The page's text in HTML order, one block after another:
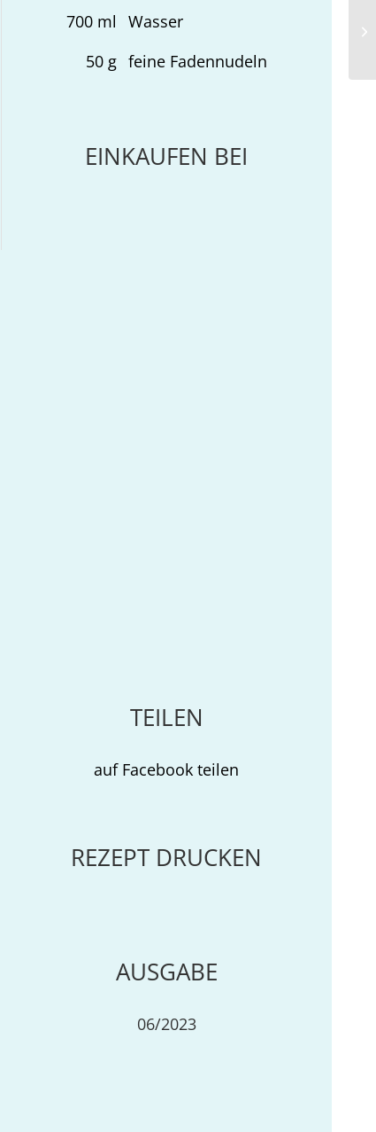
700ml
Wasser
50g feine Fadennudeln
EINKAUFEN BEI
TEILEN
auf Facebook teilen
REZEPT DRUCKEN
AUSGABE
06/2023